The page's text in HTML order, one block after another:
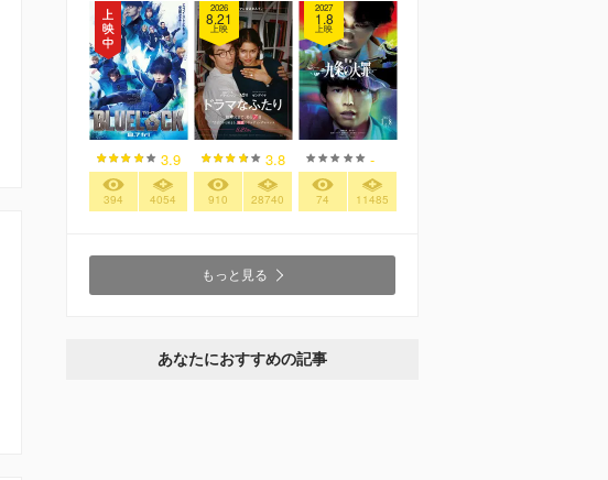
3.9
394 4054
2026
8.21
上映
3.8
910 28740
2027
1.8
上映
-
74 11485
もっと見る
あなたにおすすめの記事